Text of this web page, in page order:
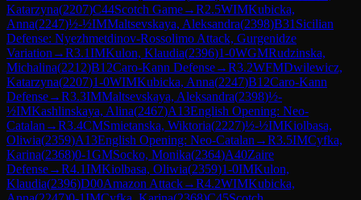
Katarzyna(2207)C44Scotch Game→R2.5WIMKubicka,
Anna(2247)½-½IMMaltsevskaya, Aleksandra(2398)B31 Sicilian
Defense: Nyezhmetdinov-Rossolimo Attack, Gurgenidze
Variation →R3.1IMKulon, Klaudia(2396)1-0WGMRudzinska,
Michalina(2212)B12Caro-Kann Defense→R3.2WFMDwilewicz,
Katarzyna(2207)1-0WIMKubicka, Anna(2247)B12Caro-Kann
Defense→R3.3IMMaltsevskaya, Aleksandra(2398)½-
½IMKashlinskaya, Alina(2467)A13English Opening: Neo-
Catalan →R3.4CMSmietanska, Wiktoria(2227)½-½IMKiolbasa,
Oliwia(2359)A13English Opening: Neo-Catalan →R3.5IMCyfka,
Karina(2368)0-1GMSocko, Monika(2364)A40Zaire
Defense→R4.1IMKiolbasa, Oliwia(2359)1-0IMKulon,
Klaudia(2396)D00Amazon Attack→R4.2WIMKubicka,